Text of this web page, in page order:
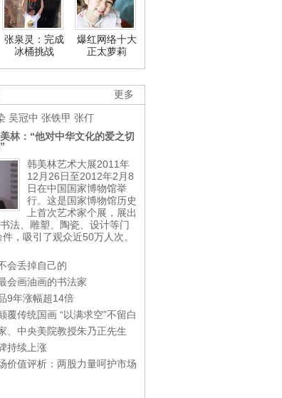
张泉灵：完成
冰桶挑战
爆红网络十大
正太萝莉
更多
吴冠中 张铁甲 张仃
林：“他对中华文化的爱之切
韩美林艺术大展2011年
12月26日至2012年2月8
日在中国国家博物馆举
行。这是国家博物馆历史
上首次艺术家个展，展出
法、雕塑、陶瓷、设计等门
，吸引了观众近50万人次。
会丢掉自己的
会画油画的书法家
9年涨幅超14倍
覆传统国画 “以满求空”不留白
、中央美院教授朱乃正先生
持续上涨
价值评析：两股力量呵护市场